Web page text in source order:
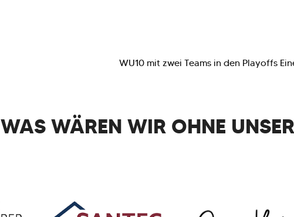
WU10 mit zwei Teams in den Playoffs
WAS WÄREN WIR OHNE